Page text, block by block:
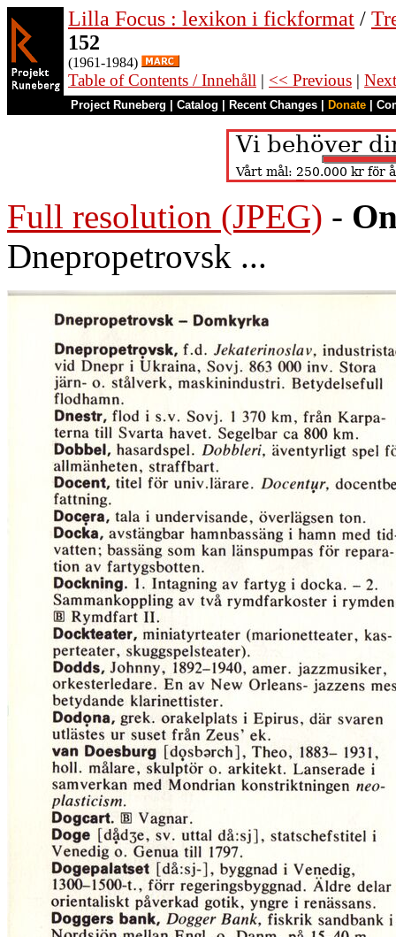
Lilla Focus : lexikon i fickformat /
152
(1961-1984)
Table of Contents / Innehåll | << Previous |
Project Runeberg Catalog Recent Changes Donate
Full resolution (JPEG) -
Dnepropetrovsk ...